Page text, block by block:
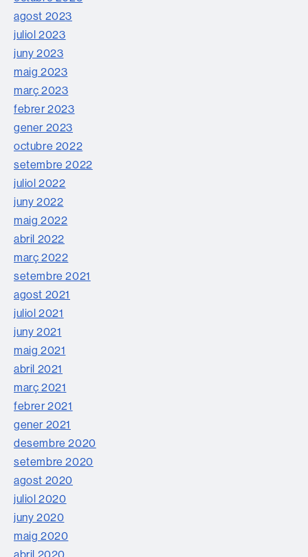
agost 2023
juliol 2023
juny 2023
maig 2023
març 2023
febrer 2023
gener 2023
octubre 2022
setembre 2022
juliol 2022
juny 2022
maig 2022
abril 2022
març 2022
setembre 2021
agost 2021
juliol 2021
juny 2021
maig 2021
abril 2021
març 2021
febrer 2021
gener 2021
desembre 2020
setembre 2020
agost 2020
juliol 2020
juny 2020
maig 2020
abril 2020